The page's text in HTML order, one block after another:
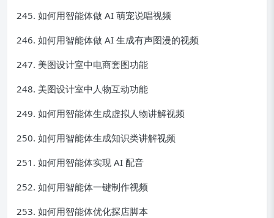
245. 如何用智能体做 AI 萌宠说唱视频
246. 如何用智能体做 AI 生成有声图漫的视频
247. 美图设计室中电商套图功能
248. 美图设计室中人物互动功能
249. 如何用智能体生成虚拟人物讲解视频
250. 如何用智能体生成知识类讲解视频
251. 如何用智能体实现 AI 配音
252. 如何用智能体一键制作视频
253. 如何用智能体优化探店脚本